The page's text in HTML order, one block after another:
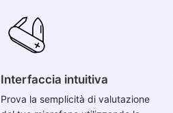
Interfaccia intuitiva
Prova la semplicità di valutazione